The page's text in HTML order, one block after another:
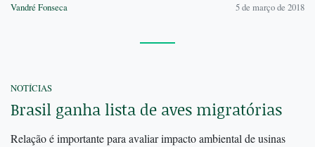
Vandré Fonseca 5 de março de 2018
NOTÍCIAS
Brasil ganha lista de aves migratórias
Relação é importante para avaliar impacto ambiental de usinas